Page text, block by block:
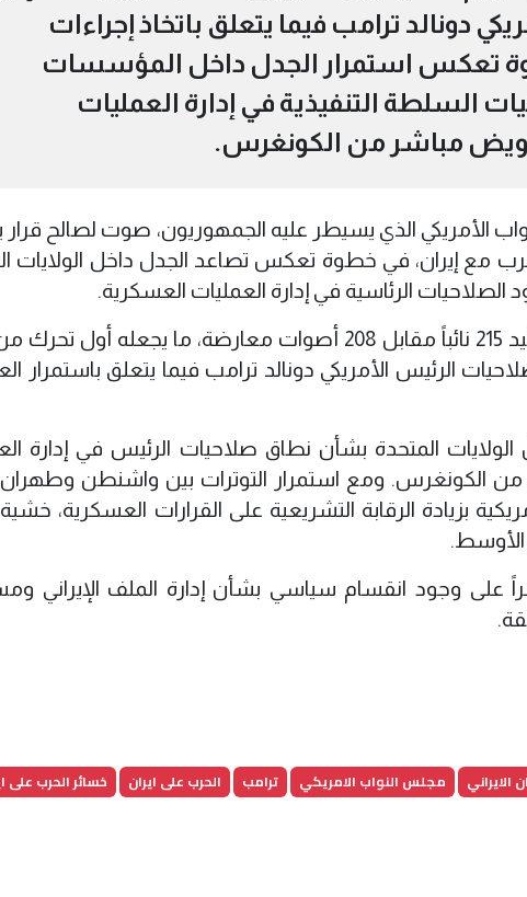
دونالد ترامب فيما يتعلق باتخاذ إجراءات
تعكس استمرار الجدل داخل المؤسسات
السلطة التنفيذية في إدارة العمليات
مباشر من الكونغرس.
الأمريكي الذي يسيطر عليه الجمهوريون، صوت لصالح
مع إيران، في خطوة تعكس تصاعد الجدل داخل الولايات
الرئاسية في إدارة العمليات العسكرية.
وبحسب نتائج التصويت، حظي القرار بتأييد 215 نائباً مقابل 208 أصوات معارضة، ما يجعله
الرئيس الأمريكي دونالد ترامب فيما يتعلق باستمرار
المتحدة بشأن نطاق صلاحيات الرئيس في إدارة
الكونغرس. ومع استمرار التوترات بين واشنطن
بزيادة الرقابة التشريعية على القرارات العسكرية، خشية
الأوسط.
على وجود انقسام سياسي بشأن إدارة الملف الإيراني
الايراني مجلس النواب الامريكي ترامب الحرب على ايران خسائر الحرب على